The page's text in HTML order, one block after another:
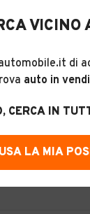
9
€ 5.990
Betamotor
2020 44
VICINO
di
auto in
CERCA IN
USA LA MIA